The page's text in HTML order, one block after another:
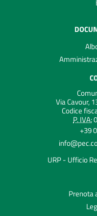
Via Cavour,
Codice
P. IVA:
+39
URP - Ufficio
Prenota